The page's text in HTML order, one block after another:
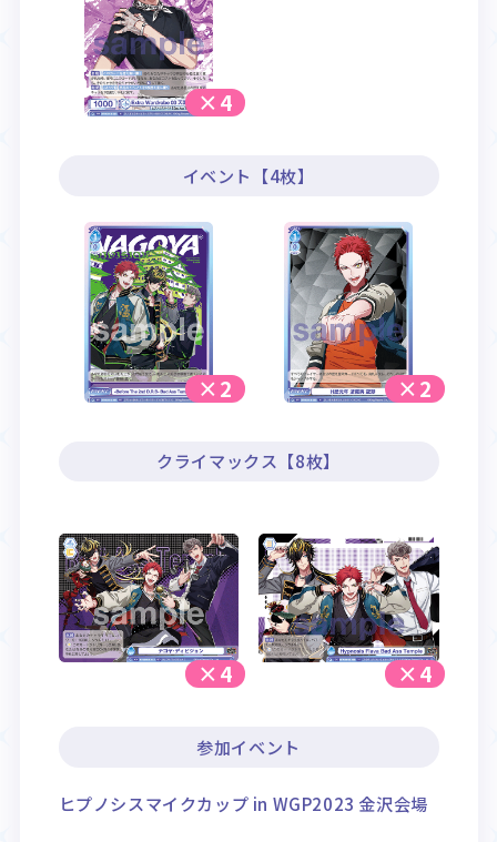
×4
イベント【4枚】
×2 ×2
クライマックス【8枚】
×4 ×4
参加イベント
ヒプノシスマイクカップ in WGP2023 金沢会場